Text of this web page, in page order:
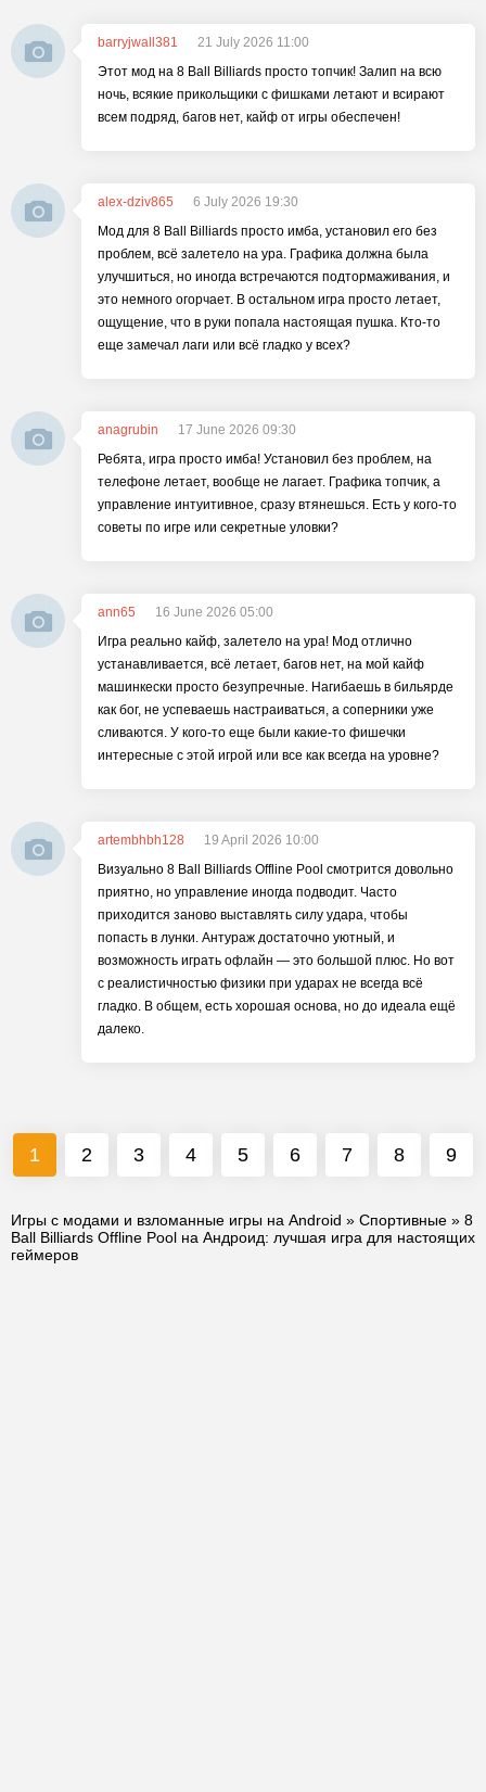
barryjwall381
21 July 2026 11:00
Этот мод на 8 Ball Billiards просто топчик! Залип на всю
ночь, всякие прикольщики с фишками летают и всирают
всем подряд, багов нет, кайф от игры обеспечен!
alex-dziv865
6 July 2026 19:30
Мод для 8 Ball Billiards просто имба, установил его без
проблем, всё залетело на ура. Графика должна была
улучшиться, но иногда встречаются подтормаживания, и
это немного огорчает. В остальном игра просто летает,
ощущение, что в руки попала настоящая пушка. Кто-то
еще замечал лаги или всё гладко у всех?
anagrubin
17 June 2026 09:30
Ребята, игра просто имба! Установил без проблем, на
телефоне летает, вообще не лагает. Графика топчик, а
управление интуитивное, сразу втянешься. Есть у кого-то
советы по игре или секретные уловки?
ann65
16 June 2026 05:00
Игра реально кайф, залетело на ура! Мод отлично
устанавливается, всё летает, багов нет, на мой кайф
машинкески просто безупречные. Нагибаешь в бильярде
как бог, не успеваешь настраиваться, а соперники уже
сливаются. У кого-то еще были какие-то фишечки
интересные с этой игрой или все как всегда на уровне?
artembhbh128
19 April 2026 10:00
Визуально 8 Ball Billiards Offline Pool смотрится довольно
приятно, но управление иногда подводит. Часто
приходится заново выставлять силу удара, чтобы
попасть в лунки. Антураж достаточно уютный, и
возможность играть офлайн — это большой плюс. Но вот
с реалистичностью физики при ударах не всегда всё
гладко. В общем, есть хорошая основа, но до идеала ещё
далеко.
1 2 3 4 5 6 7 8 9
Игры с модами и взломанные игры на Android » Спортивные » 8
Ball Billiards Offline Pool на Андроид: лучшая игра для настоящих
геймеров